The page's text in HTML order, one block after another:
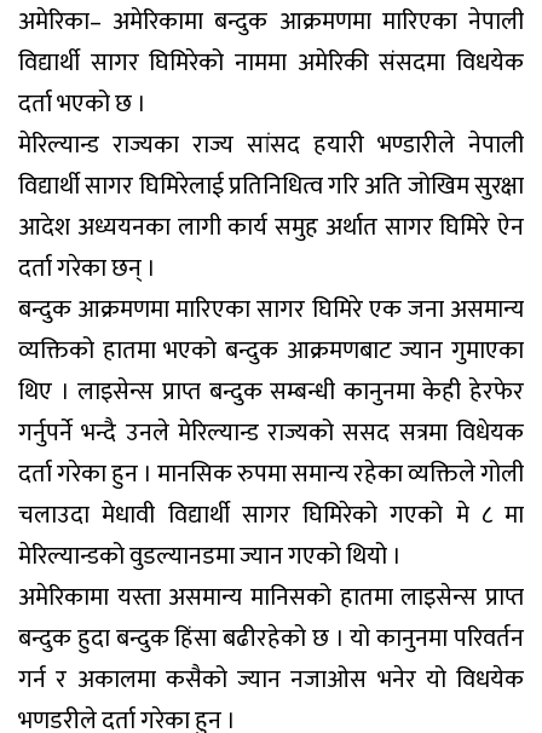
अमेरिका– अमेरिकामा बन्दुक आक्रमणमा मारिएका नेपाली
विद्यार्थी सागर घिमिरेको नाममा अमेरिकी संसदमा विधयेक
दर्ता भएको छ ।
मेरिल्यान्ड राज्यका राज्य सांसद हयारी भण्डारीले नेपाली
विद्यार्थी सागर घिमिरेलाई प्रतिनिधित्व गरि अति जोखिम सुरक्षा
आदेश अध्ययनका लागी कार्य समुह अर्थात सागर घिमिरे ऐन
दर्ता गरेका छन् ।
बन्दुक आक्रमणमा मारिएका सागर घिमिरे एक जना असमान्य
व्यक्तिको हातमा भएको बन्दुक आक्रमणबाट ज्यान गुमाएका
थिए । लाइसेन्स प्राप्त बन्दुक सम्बन्धी कानुनमा केही हेरफेर
गर्नुपर्ने भन्दै उनले मेरिल्यान्ड राज्यको ससद सत्रमा विधेयक
दर्ता गरेका हुन । मानसिक रुपमा समान्य रहेका व्यक्तिले गोली
चलाउदा मेधावी विद्यार्थी सागर घिमिरेको गएको मे ८ मा
मेरिल्यान्डको वुडल्यानडमा ज्यान गएको थियो ।
अमेरिकामा यस्ता असमान्य मानिसको हातमा लाइसेन्स प्राप्त
बन्दुक हुदा बन्दुक हिंसा बढीरहेको छ । यो कानुनमा परिवर्तन
गर्न र अकालमा कसैको ज्यान नजाओस भनेर यो विधयेक
भणडरीले दर्ता गरेका हुन ।